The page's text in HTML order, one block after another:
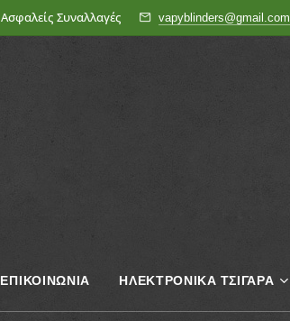
Ασφαλείς Συναλλαγές vapyblinders@gmail.com
ΕΠΙΚΟΙΝΩΝΊΑ ΗΛΕΚΤΡΟΝΙΚΑ ΤΣΙΓΑΡΑ